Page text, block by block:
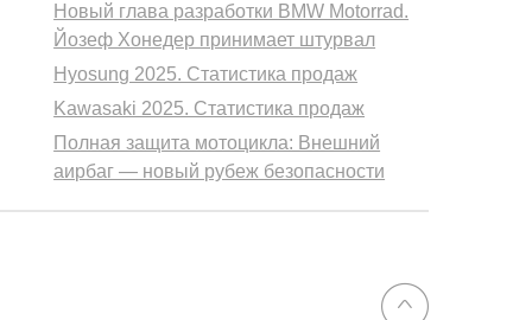
Новый глава разработки BMW Motorrad.
Йозеф Хонедер принимает штурвал
Hyosung 2025. Статистика продаж
Kawasaki 2025. Статистика продаж
Полная защита мотоцикла: Внешний
аирбаг — новый рубеж безопасности